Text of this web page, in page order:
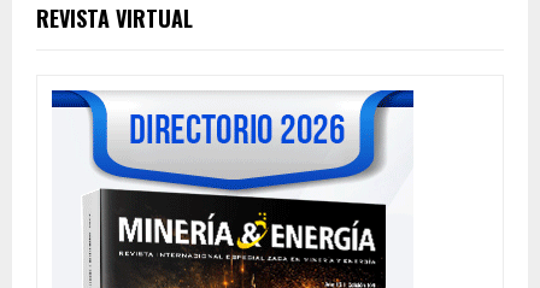
REVISTA VIRTUAL